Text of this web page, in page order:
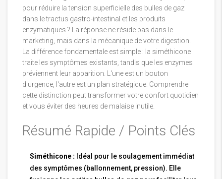
pour réduire la tension superficielle des bulles de gaz
dans le tractus gastro-intestinal et les produits
enzymatiques ? La réponse ne réside pas dans le
marketing, mais dans la mécanique de votre digestion.
La différence fondamentale est simple : la siméthicone
traite les symptômes existants, tandis que les enzymes
préviennent leur apparition. L'une est un bouton
d'urgence, l'autre est un plan stratégique. Comprendre
cette distinction peut transformer votre confort quotidien
et vous éviter des heures de malaise inutile.
Résumé Rapide / Points Clés
Siméthicone : Idéal pour le soulagement immédiat
des symptômes (ballonnement, pression). Elle